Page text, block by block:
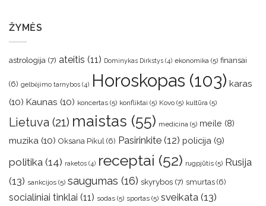
ŽYMĖS
astrologija (7) ateitis (11) Dominykas Dirkstys (4) ekonomika (5) finansai
(6) gelbėjimo tarnybos (4) Horoskopas (103) karas
(10) Kaunas (10) koncertas (5) konfliktai (5) Kovo (5) kultūra (5)
Lietuva (21) maistas (55) medicina (5) meile (8)
muzika (10) Oksana Pikul (6) Pasirinkite (12) policija (9)
politika (14) raketos (4) receptai (52) rugpjūtis (5) Rusija
(13) sankcijos (5) saugumas (16) skyrybos (7) smurtas (6)
socialiniai tinklai (11) sodas (5) sportas (5) sveikata (13)